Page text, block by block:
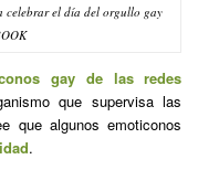
celebrar el día del orgullo gay
gay de las redes
que supervisa las
que algunos emoticonos
.